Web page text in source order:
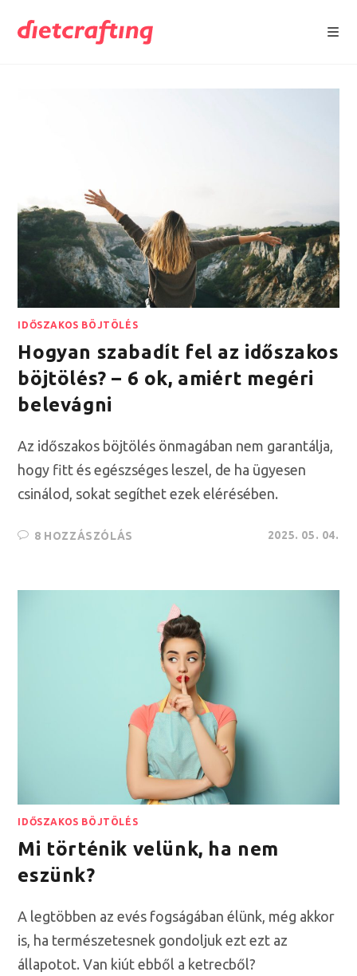
IDŐSZAKOS BÖJTÖLÉS
Hogyan szabadít fel az időszakos
böjtölés? – 6 ok, amiért megéri
belevágni
Az időszakos böjtölés önmagában nem garantálja,
hogy fitt és egészséges leszel, de ha ügyesen
csinálod, sokat segíthet ezek elérésében.
8 HOZZÁSZÓLÁS 2025. 05. 04.
IDŐSZAKOS BÖJTÖLÉS
Mi történik velünk, ha nem
eszünk?
A legtöbben az evés fogságában élünk, még akkor
is, ha természetesnek gondoljuk ezt ezt az
állapotot. Van kiút ebből a ketrecből?